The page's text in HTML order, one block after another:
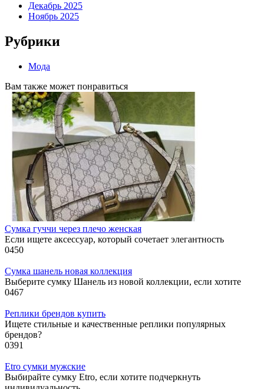
Декабрь 2025
Ноябрь 2025
Рубрики
Мода
Вам также может понравиться
Сумка гуччи через плечо женская
Если ищете аксессуар, который сочетает элегантность
0450
Сумка шанель новая коллекция
Выберите сумку Шанель из новой коллекции, если хотите
0467
Реплики брендов купить
Ищете стильные и качественные реплики популярных
брендов?
0391
Etro сумки мужские
Выбирайте сумку Etro, если хотите подчеркнуть